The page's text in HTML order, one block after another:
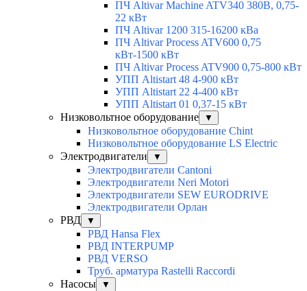
ПЧ Altivar Machine ATV340 380В, 0,75-
22 кВт
ПЧ Altivar 1200 315-16200 кВа
ПЧ Altivar Process ATV600 0,75
кВт-1500 кВт
ПЧ Altivar Process ATV900 0,75-800 кВт
УПП Altistart 48 4-900 кВт
УПП Altistart 22 4-400 кВт
УПП Altistart 01 0,37-15 кВт
Низковольтное оборудование
▼
Низковольтное оборудование Chint
Низковольтное оборудование LS Electric
Электродвигатели
▼
Электродвигатели Cantoni
Электродвигатели Neri Motori
Электродвигатели SEW EURODRIVE
Электродвигатели Орлан
РВД
▼
РВД Hansa Flex
РВД INTERPUMP
РВД VERSO
Труб. арматура Rastelli Raccordi
Насосы
▼